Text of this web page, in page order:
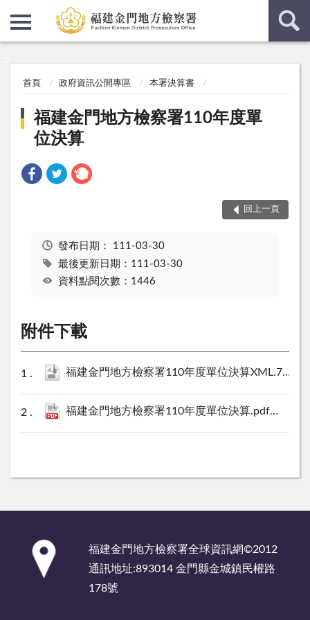
首頁 政府資訊公開專區 本署決算書
福建金門地方檢察署110年度單
位決算
回上一頁
發布日期： 111-03-30
最後更新日期：111-03-30
資料點閱次數：1446
附件下載
福建金門地方檢察署110年度單位決算XML.7Z
福建金門地方檢察署110年度單位決算.pdf 3997 KB
福建金門地方檢察署全球資訊網©2012
通訊地址:893014 金門縣金城鎮民權路
178號